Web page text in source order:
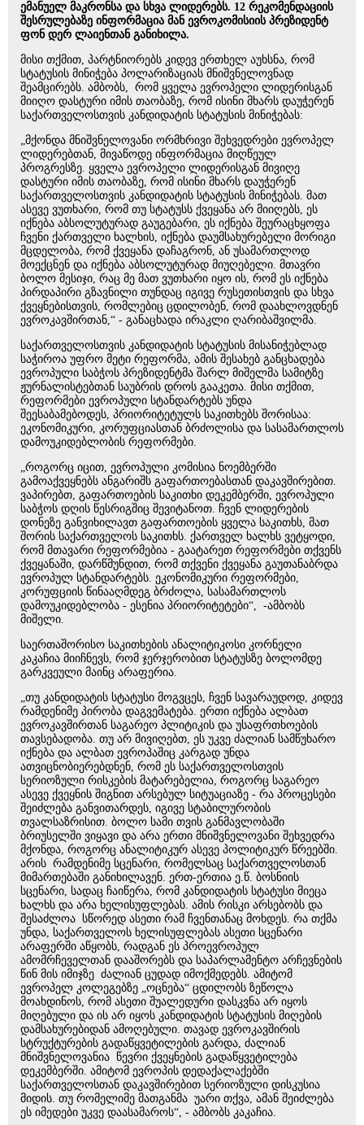
ემანუელ მაკრონსა და სხვა ლიდერებს. 12 რეკომენდაციის
შესრულებაზე ინფორმაცია მან ევროკომისიის პრეზიდენტ
ფონ დერ ლაიენთან განიხილა.
მისი თქმით, პარტნიორებს კიდევ ერთხელ აუხსნა, რომ
სტატუსის მინიჭება პოლარიზაციას მნიშვნელოვნად
შეამცირებს. ამბობს, რომ ყველა ევროპელი ლიდერისგან
მიიღო დასტური იმის თაობაზე, რომ ისინი მხარს დაუჭერენ
საქართველოსთვის კანდიდატის სტატუსის მინიჭებას:
„მქონდა მნიშვნელოვანი ორმხრივი შეხვედრები ევროპელ
ლიდერებთან, მივაწოდე ინფორმაცია მიღწეულ
პროგრესზე. ყველა ევროპელი ლიდერისგან მივიღე
დასტური იმის თაობაზე, რომ ისინი მხარს დაუჭერენ
საქართველოსთვის კანდიდატის სტატუსის მინიჭებას. მათ
ასევე ვუთხარი, რომ თუ სტატუსს ქვეყანა არ მიიღებს, ეს
იქნება აბსოლუტურად გაუგებარი, ეს იქნება შეურაცხყოფა
ჩვენი ქართველი ხალხის, იქნება დაუმსახურებელი მორიგი
მცდელობა, რომ ქვეყანა დაჩაგრონ, ან უსამართლოდ
მოექცნენ და იქნება აბსოლუტურად მიუღებელი. მთავრი
ბოლო მესიჯი, რაც მე მათ ვუთხარი იყო ის, რომ ეს იქნება
პირდაპირი გზავნილი თუნდაც იგივე რუსეთისთვის და სხვა
ქვეყნებისთვის, რომლებიც ცდილობენ, რომ დაახლოვდნენ
ევროკავშირთან,“ - განაცხადა ირაკლი ღარიბაშვილმა.
საქართველოსთვის კანდიდატის სტატუსის მისანიჭებლად
საჭიროა უფრო მეტი რეფორმა, ამის შესახებ განცხადება
ევროპული საბჭოს პრეზიდენტმა შარლ მიშელმა სამიტზე
ჟურნალისტებთან საუბრის დროს გააკეთა. მისი თქმით,
რეფორმები ევროპული სტანდარტებს უნდა
შეესაბამებოდეს, პრიორიტეტულს საკითხებს შორისაა:
ეკონომიკური, კორუფციასთან ბრძოლისა და სასამართლოს
დამოუკიდებლობის რეფორმები.
„როგორც იცით, ევროპული კომისია ნოემბერში
გამოაქვეყნებს ანგარიშს გაფართოებასთან დაკავშირებით.
ვაპირებთ, გაფართოების საკითხი დეკემბერში, ევროპული
საბჭოს დღის წესრიგშიც შევიტანოთ. ჩვენ ლიდერების
დონეზე განვიხილავთ გაფართოების ყველა საკითხს, მათ
შორის საქართველოს საკითხს. ქართველ ხალხს ვეტყოდი,
რომ მთავარი რეფორმებია - გაატარეთ რეფორმები თქვენს
ქვეყანაში, დარწმუნდით, რომ თქვენი ქვეყანა გაუთანაბრდა
ევროპულ სტანდარტებს. ეკონომიკური რეფორმები,
კორუფციის წინააღმდეგ ბრძოლა, სასამართლოს
დამოუკიდებლობა - ესენია პრიორიტეტები“, -ამბობს
მიშელი.
საერთაშორისო საკითხების ანალიტიკოსი კორნელი
კაკაჩია მიიჩნევს, რომ ჯერჯერობით სტატუსზე ბოლომდე
გარკვეული მაინც არაფერია.
„თუ კანდიდატის სტატუსი მოგვცეს, ჩვენ სავარაუდოდ, კიდევ
რამდენიმე პირობა დაგვემატება. ერთი იქნება ალბათ
ევროკავშირთან საგარეო პლიტიკის და უსაფრთხოების
თავსებადობა. თუ არ მივიღებთ, ეს უკვე ძალიან სამწუხარო
იქნება და ალბათ ევროპაშიც კარგად უნდა
ათვიცნობიერებდნენ, რომ ეს საქართველოსთვის
სერიოზული რისკების მატარებელია, როგორც საგარეო
ასევე ქვეყნის შიგნით არსებულ სიტუაციაზე - რა პროცესები
შეიძლება განვითარდეს, იგივე სტაბილურობის
თვალსაზრისით. ბოლო სამი თვის განმავლობაში
ბრიუსელში ვიყავი და არა ერთი მნიშვნელოვანი შეხვედრა
მქონდა, როგორც ანალიტიკურ ასევე პოლიტიკურ წრეებში.
არის რამდენიმე სცენარი, რომელსაც საქართველოსთან
მიმართებაში განიხილავენ. ერთ-ერთია ე.წ. ბოსნიის
სცენარი, სადაც ჩაიწერა, რომ კანდიდატის სტატუსი მიეცა
ხალხს და არა ხელისუფლებას. ამის რისკი არსებობს და
შესაძლოა სწორედ ასეთი რამ ჩვენთანაც მოხდეს. რა თქმა
უნდა, საქართველოს ხელისუფლებას ასეთი სცენარი
არაფერში აწყობს, რადგან ეს პროევროპულ
ამომრჩეველთან დააშორებს და საპარლამენტო არჩევნების
წინ მის იმიჯზე ძალიან ცუდად იმოქმედებს. ამიტომ
ევროპელ კოლეგებზე „ოცნება“ ცდილობს ზეწოლა
მოახდინოს, რომ ასეთი შუალედური დასკვნა არ იყოს
მიღებული და ის არ იყოს კანდიდატის სტატუსის მიღების
დამსახურებიდან ამოღებული. თავად ევროკავშირის
სტრუქტურების გადაწყვეტილების გარდა, ძალიან
მნიშვნელოვანია წევრი ქვეყნების გადაწყვეტილება
დეკემბერში. ამიტომ ევროპის დედაქალაქებში
საქართველოსთან დაკავშირებით სერიოზული დისკუსია
მიდის. თუ რომელიმე მათგანმა უარი თქვა, ამან შეიძლება
ეს იმედები უკვე დაასამაროს“, - ამბობს კაკაჩია.